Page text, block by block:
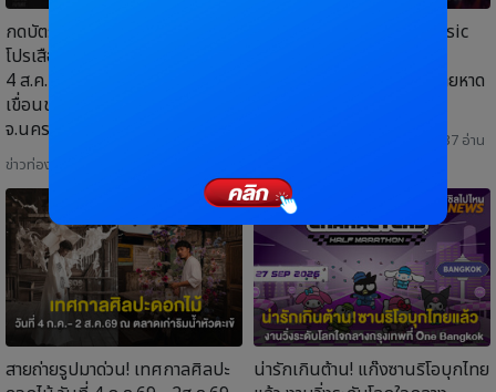
กดบัตรได้แล้ว! "วันปล่อยเสือ 6"
โปรเสือคำราม 990 บาท 31 ก.ค. –
4 ส.ค. 69 วันที่ 24–25 ต.ค. 69
เขื่อนขุนด่านปราการชล
จ.นครนายก
ข่าวท่องเที่ยว
คอนเสิร์ตฟรี! Cha-am Music
สิงหาคม 2569 ที่ จุดชมวิวชายหาด
| 31 ก.ค. 2026 | 537 อ่าน
สายถ่ายรูปมาด่วน! เทศกาลศิลปะ
น่ารักเกินต้าน! แก๊งซานริโอบุกไทย